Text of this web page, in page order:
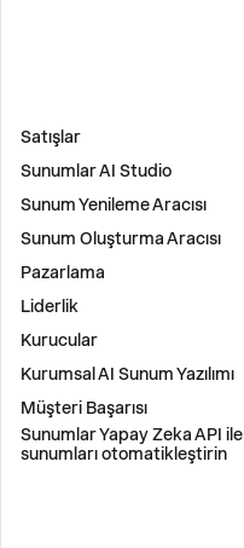
Satışlar
Sunumlar AI Studio
Sunum Yenileme Aracısı
Sunum Oluşturma Aracısı
Pazarlama
Liderlik
Kurucular
Kurumsal AI Sunum Yazılımı
Müşteri Başarısı
Sunumlar Yapay Zeka API ile
sunumları otomatikleştirin